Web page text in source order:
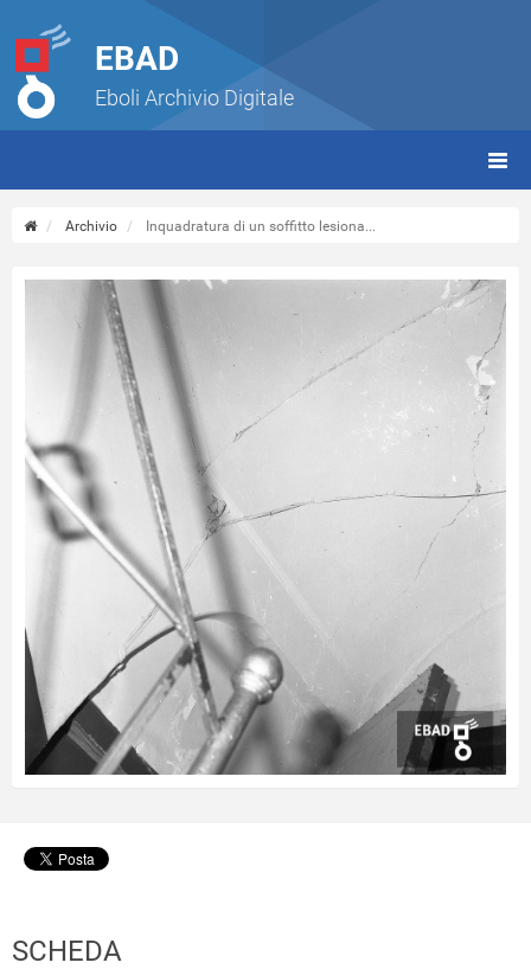
EBAD
Eboli Archivio Digitale
Archivio Inquadratura di un soffitto lesiona...
SCHEDA